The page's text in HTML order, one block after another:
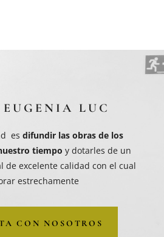
LUC
es difundir las obras de los
tiempo y dotarles de un
de excelente calidad con el cual
estrechamente
CON NOSOTROS